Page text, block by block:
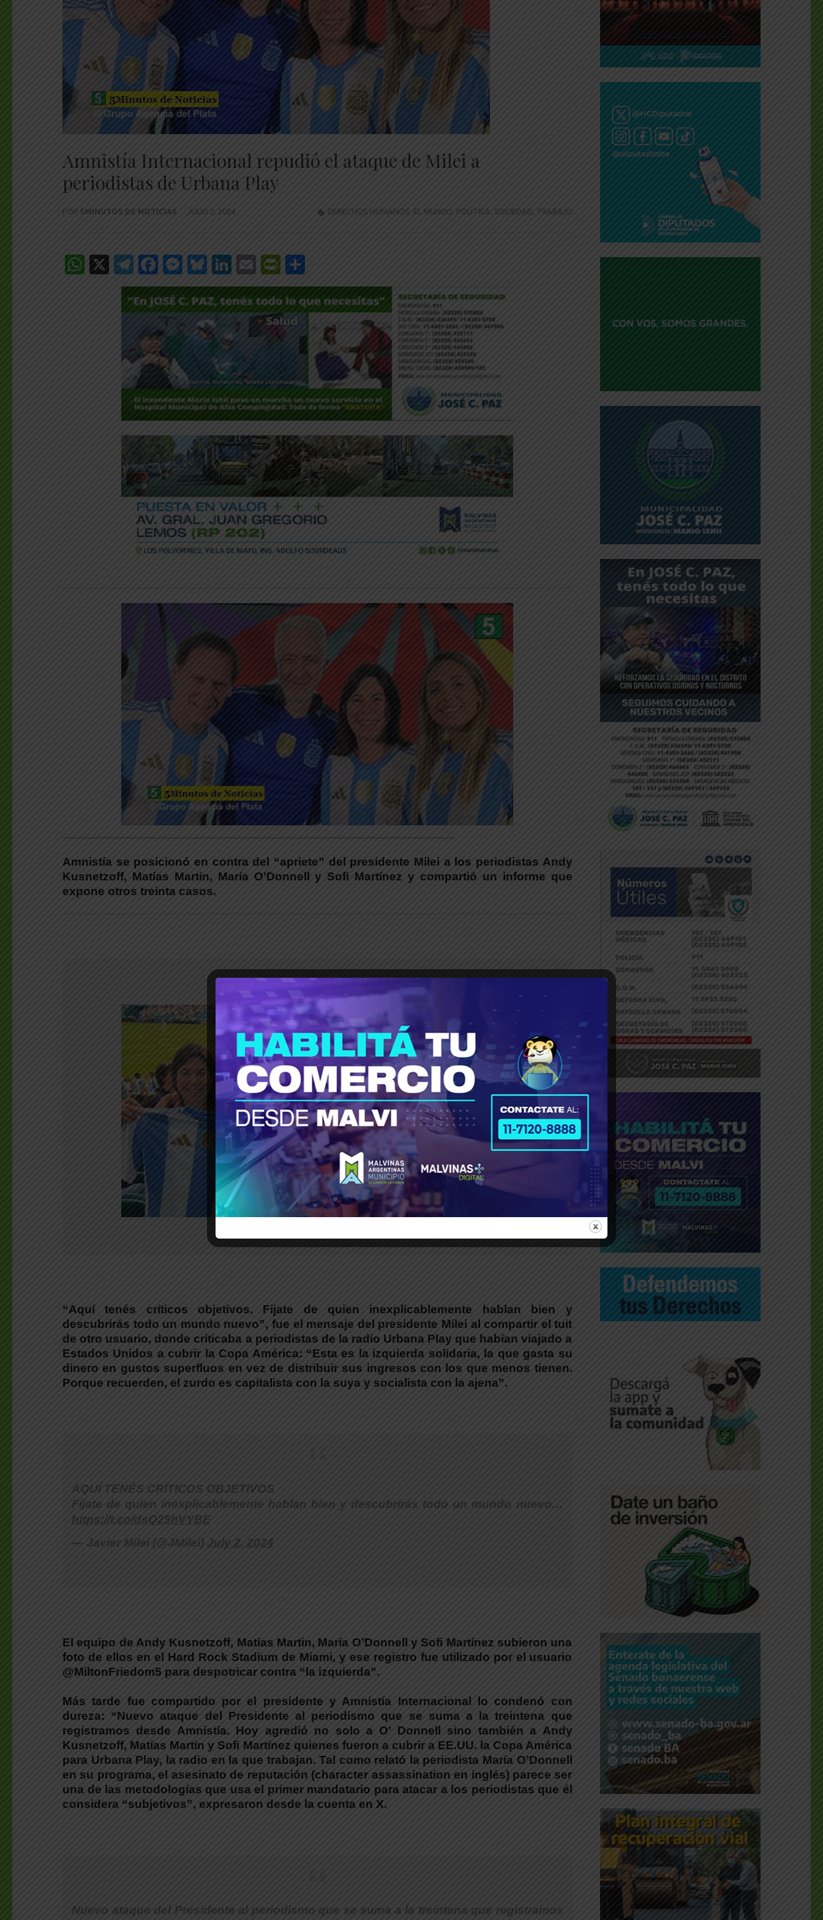
Amnistía Internacional repudió el ataque de Milei a
periodistas de Urbana Play
POR 5MINUTOS DE NOTICIAS JULIO 2, 2024 DERECHOS HUMANOS, EL MUNDO , POLÍTICA SOCIEDAD, TRABAJO
WhatsApp
X Telegram
Facebook
Messenger
Bluesky
LinkedIn
EmailPrintFriendly
Amnistía se posicionó en contra del “apriete” del presidente Milei a los periodistas Andy
Kusnetzoff, Matías Martin, María O’Donnell y Sofi Martínez y compartió un informe que
expone otros treinta casos.
“Aquí tenés críticos objetivos. Fijate de quien inexplicablemente hablan bien y
descubrirás todo un mundo nuevo”, fue el mensaje del presidente Milei al compartir el tuit
de otro usuario, donde criticaba a periodistas de la radio Urbana Play que habían viajado a
Estados Unidos a cubrir la Copa América: “Esta es la izquierda solidaria, la que gasta su
dinero en gustos superfluos en vez de distribuir sus ingresos con los que menos tienen.
Porque recuerden, el zurdo es capitalista con la suya y socialista con la ajena”.
AQUÍ TENÉS CRÍTICOS OBJETIVOS
Fijate de quien inexplicablemente hablan bien y descubrirás todo un mundo nuevo…
https://t.co/dsQ25hVYBE
— Javier Milei (@JMilei) July 2, 2024
El equipo de Andy Kusnetzoff, Matías Martin, María O’Donnell y Sofi Martínez subieron una
foto de ellos en el Hard Rock Stadium de Miami, y ese registro fue utilizado por el usuario
@MiltonFriedom5 para despotricar contra “la izquierda”.
Más tarde fue compartido por el presidente y Amnistía Internacional lo condenó con
dureza: “Nuevo ataque del Presidente al periodismo que se suma a la treintena que
registramos desde Amnistía. Hoy agredió no solo a O’ Donnell sino también a Andy
Kusnetzoff, Matías Martin y Sofi Martínez quienes fueron a cubrir a EE.UU. la Copa América
para Urbana Play, la radio en la que trabajan. Tal como relató la periodista María O’Donnell
en su programa, el asesinato de reputación (character assassination en inglés) parece ser
una de las metodologías que usa el primer mandatario para atacar a los periodistas que él
considera “subjetivos”, expresaron desde la cuenta en X.
Nuevo ataque del Presidente al periodismo que se suma a la treintena que registramos